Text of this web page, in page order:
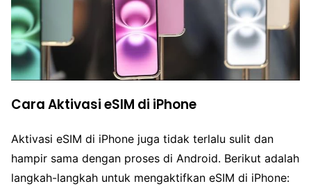
Cara Aktivasi eSIM di iPhone
Aktivasi eSIM di iPhone juga tidak terlalu sulit dan
hampir sama dengan proses di Android. Berikut adalah
langkah-langkah untuk mengaktifkan eSIM di iPhone: